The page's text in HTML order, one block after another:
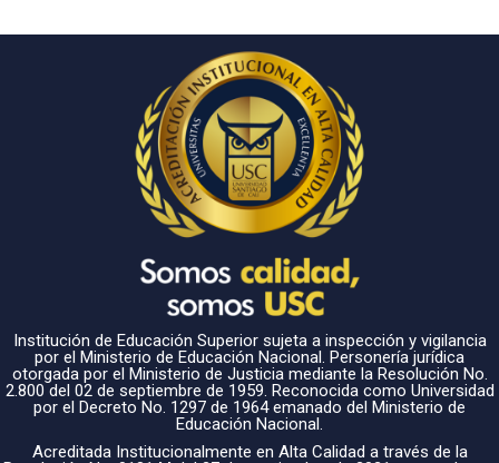
Institución de Educación Superior sujeta a inspección y vigilancia
por el Ministerio de Educación Nacional. Personería jurídica
otorgada por el Ministerio de Justicia mediante la Resolución No.
2.800 del 02 de septiembre de 1959. Reconocida como Universidad
por el Decreto No. 1297 de 1964 emanado del Ministerio de
Educación Nacional.
Acreditada Institucionalmente en Alta Calidad a través de la